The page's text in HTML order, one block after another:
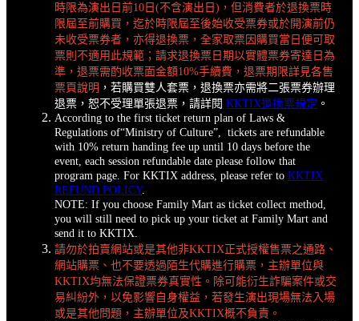
時限為演出日前10日(不含演出日)，但消費者於退換票時
限屆至前購買，迄於時限屆至後始收受票券或於開演前仍
未收受票券者，亦得退換票，全家取票因購買當日便可取
票則不適用此規範；請求退換票日期以實體票券寄達日為
準，退票需酌收票面金額10%手續費，退票期限詳見各售
票頁說明 ，若購買雙人套票，退換票亦需將二張票券辦理
退票，恕不受理單張退票，請詳閱 KKTIX退換票規定 。
According to the first ticket return plan of Laws &
Regulations of“Ministry of Culture”, tickets are refundable
with 10% return handing fee up until 10 days before the
event, each session refundable date please follow that
program page. For KKTIX address, please refer to KKTIX
REFUND POLICY.
NOTE: If you choose Family Mart as ticket collect method,
you will still need to pick up your ticket at Family Mart and
send it to KKTIX.
請勿於拍賣網站或是其他非KKTIX正式授權售票之通路、
網站購票、也不要透過陌生代購進行購票，主辦單位與
KKTIX均無法保證票券真實性。除可能衍生詐騙案件或交
易糾紛外，以免影響自身權益，若發生演出現場無法入場
或是其他問題，主辦單位及KKTIX概不負責。